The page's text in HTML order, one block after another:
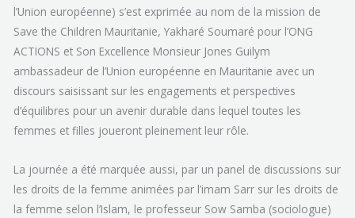
l’Union européenne) s’est exprimée au nom de la mission de
Save the Children Mauritanie, Yakharé Soumaré pour l’ONG
ACTIONS et Son Excellence Monsieur Jones Guilym
ambassadeur de l’Union européenne en Mauritanie avec un
discours saisissant sur les engagements et perspectives
d’équilibres pour un avenir durable dans lequel toutes les
femmes et filles joueront pleinement leur rôle.
La journée a été marquée aussi, par un panel de discussions sur
les droits de la femme animées par l’imam Sarr sur les droits de
la femme selon l’Islam, le professeur Sow Samba (sociologue)